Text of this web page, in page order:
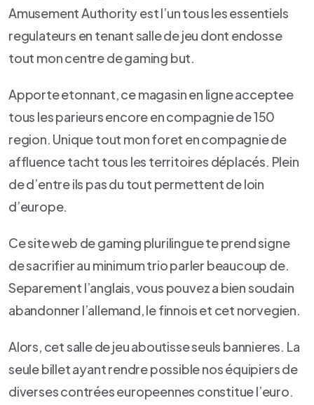
Amusement Authority est l’un tous les essentiels
regulateurs en tenant salle de jeu dont endosse
tout mon centre de gaming but.
Apporte etonnant, ce magasin en ligne acceptee
tous les parieurs encore en compagnie de 150
region. Unique tout mon foret en compagnie de
affluence tacht tous les territoires déplacés. Plein
de d’entre ils pas du tout permettent de loin
d’europe.
Ce site web de gaming plurilingue te prend signe
de sacrifier au minimum trio parler beaucoup de.
Separement l’anglais, vous pouvez a bien soudain
abandonner l’allemand, le finnois et cet norvegien.
Alors, cet salle de jeu aboutisse seuls bannieres. La
seule billet ayant rendre possible nos équipiers de
diverses contrées europeennes constitue l’euro.